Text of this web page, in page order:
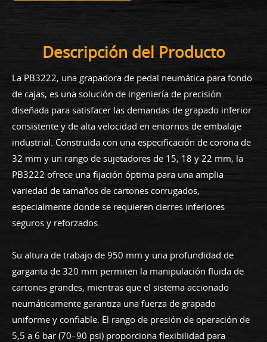
Descripción del Producto
La PB3222, una grapadora de pedal neumática para fondo
de cajas, es una solución de ingeniería de precisión
diseñada para satisfacer las demandas de grapado inferior
consistente y de alta velocidad en entornos de embalaje
industrial. Construida con una especificación de corona de
32 mm y un rango de sujetadores de 15, 18 y 22 mm, la
PB3222 ofrece una fijación óptima para una amplia
variedad de tamaños de cartones corrugados,
especialmente donde se requieren cierres inferiores
seguros y reforzados.
Su altura de trabajo de 950 mm y una profundidad de
garganta de 320 mm permiten la manipulación fluida de
cartones grandes, mientras que el sistema accionado
neumáticamente garantiza una fuerza de grapado
uniforme y confiable. El rango de presión de operación de
5,5 a 6 bar (70–90 psi) proporciona flexibilidad para